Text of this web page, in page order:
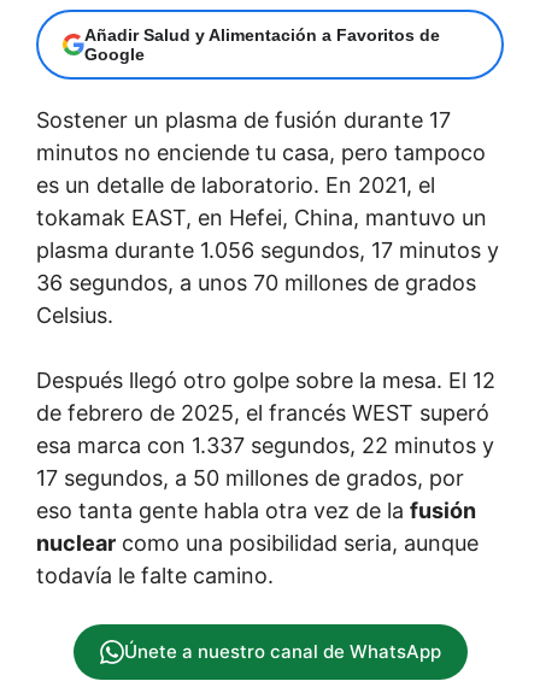
Añadir Salud y Alimentación a Favoritos de
Google
Sostener un plasma de fusión durante 17
minutos no enciende tu casa, pero tampoco
es un detalle de laboratorio. En 2021, el
tokamak EAST, en Hefei, China, mantuvo un
plasma durante 1.056 segundos, 17 minutos y
36 segundos, a unos 70 millones de grados
Celsius.
Después llegó otro golpe sobre la mesa. El 12
de febrero de 2025, el francés WEST superó
esa marca con 1.337 segundos, 22 minutos y
17 segundos, a 50 millones de grados, por
eso tanta gente habla otra vez de la fusión
nuclear como una posibilidad seria, aunque
todavía le falte camino.
Únete a nuestro canal de WhatsApp